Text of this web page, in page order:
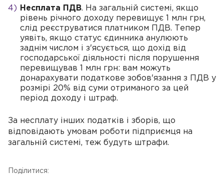
Несплата ПДВ. На загальній системі, якщо
рівень річного доходу перевищує 1 млн грн,
слід реєструватися платником ПДВ. Тепер
уявіть, якщо статус єдинника анулюють
заднім числом і з'ясується, що дохід від
господарської діяльності після порушення
перевищував 1 млн грн: вам можуть
донарахувати податкове зобов'язання з ПДВ у
розмірі 20% від суми отриманого за цей
період доходу і штраф.
За несплату інших податків і зборів, що
відповідають умовам роботи підприємця на
загальній системі, теж будуть штрафи.
Поділитися: